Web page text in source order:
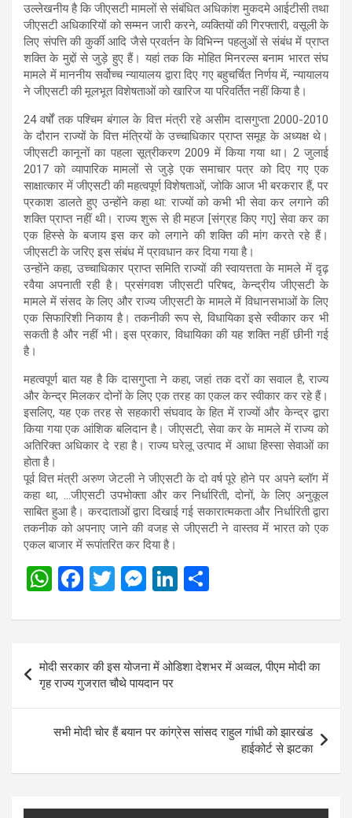
उल्लेखनीय है कि जीएसटी मामलों से संबंधित अधिकांश मुकदमे आईटीसी तथा
जीएसटी अधिकारियों को सम्मन जारी करने, व्यक्तियों की गिरफ्तारी, वसूली के
लिए संपत्ति की कुर्की आदि जैसे प्रवर्तन के विभिन्न पहलुओं से संबंध में प्राप्त
शक्ति के मुद्दों से जुड़े हुए हैं। यहां तक कि मोहित मिनरल्स बनाम भारत संघ
मामले में माननीय सर्वोच्च न्यायालय द्वारा दिए गए बहुचर्चित निर्णय में, न्यायालय
ने जीएसटी की मूलभूत विशेषताओं को खारिज या परिवर्तित नहीं किया है।
24 वर्षों तक पश्चिम बंगाल के वित्त मंत्री रहे असीम दासगुप्ता 2000-2010
के दौरान राज्यों के वित्त मंत्रियों के उच्चाधिकार प्राप्त समूह के अध्यक्ष थे।
जीएसटी कानूनों का पहला सूत्रीकरण 2009 में किया गया था। 2 जुलाई
2017 को व्यापारिक मामलों से जुड़े एक समाचार पत्र को दिए गए एक
साक्षात्कार में जीएसटी की महत्वपूर्ण विशेषताओं, जोकि आज भी बरकरार हैं, पर
प्रकाश डालते हुए उन्होंने कहा था: राज्यों को कभी भी सेवा कर लगाने की
शक्ति प्राप्त नहीं थी। राज्य शुरू से ही महज [संग्रह किए गए] सेवा कर का
एक हिस्से के बजाय इस कर को लगाने की शक्ति की मांग करते रहे हैं।
जीएसटी के जरिए इस संबंध में प्रावधान कर दिया गया है।
उन्होंने कहा, उच्चाधिकार प्राप्त समिति राज्यों की स्वायत्तता के मामले में दृढ़
रवैया अपनाती रही है। प्रसंगवश जीएसटी परिषद, केन्द्रीय जीएसटी के
मामले में संसद के लिए और राज्य जीएसटी के मामले में विधानसभाओं के लिए
एक सिफारिशी निकाय है। तकनीकी रूप से, विधायिका इसे स्वीकार कर भी
सकती है और नहीं भी। इस प्रकार, विधायिका की यह शक्ति नहीं छीनी गई
है।
महत्वपूर्ण बात यह है कि दासगुप्ता ने कहा, जहां तक दरों का सवाल है, राज्य
और केन्द्र मिलकर दोनों के लिए एक तरह का एकल कर स्वीकार कर रहे हैं।
इसलिए, यह एक तरह से सहकारी संघवाद के हित में राज्यों और केन्द्र द्वारा
किया गया एक आंशिक बलिदान है। जीएसटी, सेवा कर के मामले में राज्य को
अतिरिक्त अधिकार दे रहा है। राज्य घरेलू उत्पाद में आधा हिस्सा सेवाओं का
होता है।
पूर्व वित्त मंत्री अरुण जेटली ने जीएसटी के दो वर्ष पूरे होने पर अपने ब्लॉग में
कहा था, …जीएसटी उपभोक्ता और कर निर्धारिती, दोनों, के लिए अनुकूल
साबित हुआ है। करदाताओं द्वारा दिखाई गई सकारात्मकता और निर्धारिती द्वारा
तकनीक को अपनाए जाने की वजह से जीएसटी ने वास्तव में भारत को एक
एकल बाजार में रूपांतरित कर दिया है।
W
at
s
A
p
p
F
ce
o
o
k
T
tt
er
M
se
n
g
er
Li
ke
dI
n
ar
Post
navigation
मोदी सरकार की इस योजना में ओडिशा देशभर में अव्वल, पीएम मोदी का
गृह राज्य गुजरात चौथे पायदान पर
सभी मोदी चोर हैं बयान पर कांग्रेस सांसद राहुल गांधी को झारखंड
हाईकोर्ट से झटका